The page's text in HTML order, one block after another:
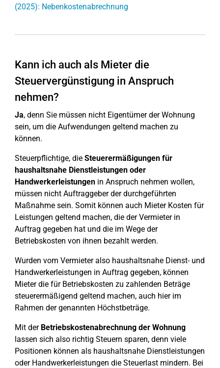
(2025): Nebenkostenabrechnung
Kann ich auch als Mieter die
Steuervergünstigung in Anspruch
nehmen?
Ja, denn Sie müssen nicht Eigentümer der Wohnung
sein, um die Aufwendungen geltend machen zu
können.
Steuerpflichtige, die Steuerermäßigungen für
haushaltsnahe Dienstleistungen oder
Handwerkerleistungen in Anspruch nehmen wollen,
müssen nicht Auftraggeber der durchgeführten
Maßnahme sein. Somit können auch Mieter Kosten für
Leistungen geltend machen, die der Vermieter in
Auftrag gegeben hat und die im Wege der
Betriebskosten von ihnen bezahlt werden.
Wurden vom Vermieter also haushaltsnahe Dienst- und
Handwerkerleistungen in Auftrag gegeben, können
Mieter die für Betriebskosten zu zahlenden Beträge
steuerermäßigend geltend machen, auch hier im
Rahmen der genannten Höchstbeträge.
Mit der Betriebskostenabrechnung der Wohnung
lassen sich also richtig Steuern sparen, denn viele
Positionen können als haushaltsnahe Dienstleistungen
oder Handwerkerleistungen die Steuerlast mindern. Bei